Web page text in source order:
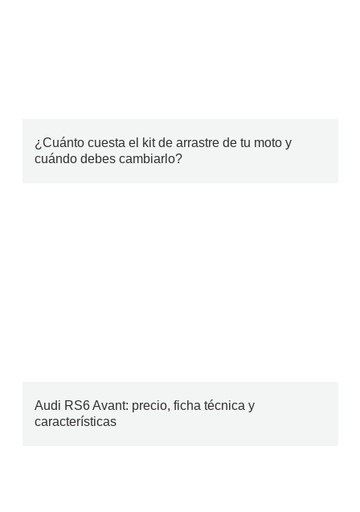
¿Cuánto cuesta el kit de arrastre de tu moto y
cuándo debes cambiarlo?
Audi RS6 Avant: precio, ficha técnica y
características